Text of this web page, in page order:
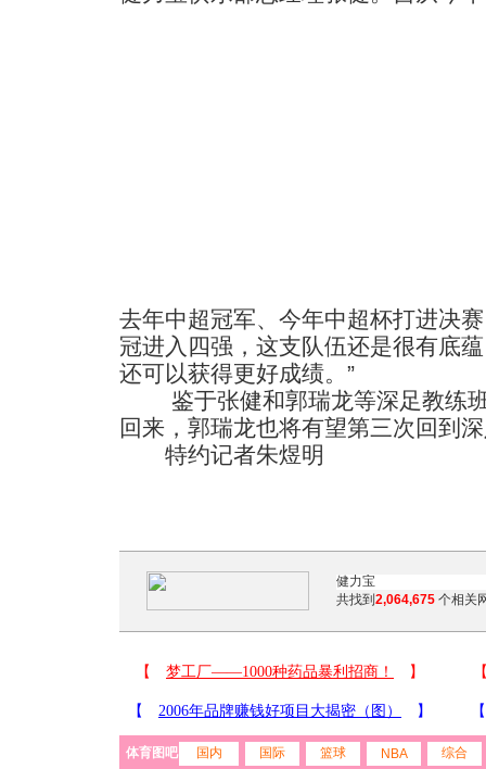
去年中超冠军、今年中超杯打进决
冠进入四强，这支队伍还是很有底
还可以获得更好成绩。”
鉴于张健和郭瑞龙等深足教练班
回来，郭瑞龙也将有望第三次回到
特约记者朱煜明
共找到 2,064,675 个相关
体育图吧 国内 国际 篮球 NBA 综合